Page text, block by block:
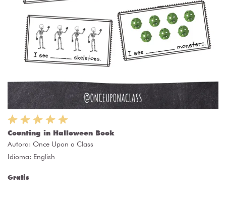
Counting in Halloween Book
Autora: Once Upon a Class
Idioma: English
Gratis